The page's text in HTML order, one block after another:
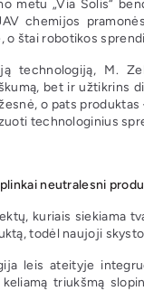
metu „Via Solis“
chemijos
o štai robotikos
technologiją, M.
bet ir užtikrins
o pats
technologinius
neutralesni
kuriais siekiama
todėl naujoji
leis ateityje
triukšmą